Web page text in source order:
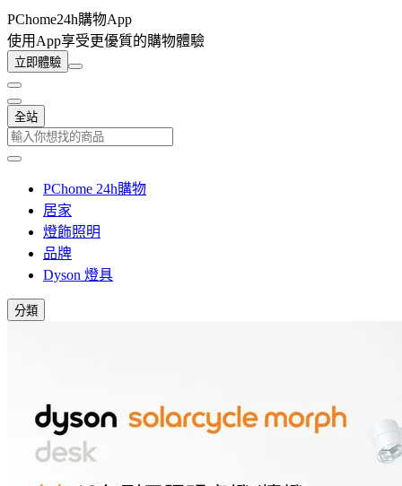
PChome24h購物App
使用App享受更優質的購物體驗
立即體驗
全站
PChome 24h購物
居家
燈飾照明
品牌
Dyson 燈具
分類